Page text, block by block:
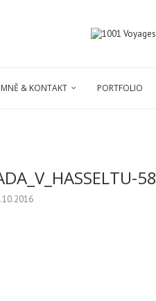
& KONTAKT PORTFOLIO
58